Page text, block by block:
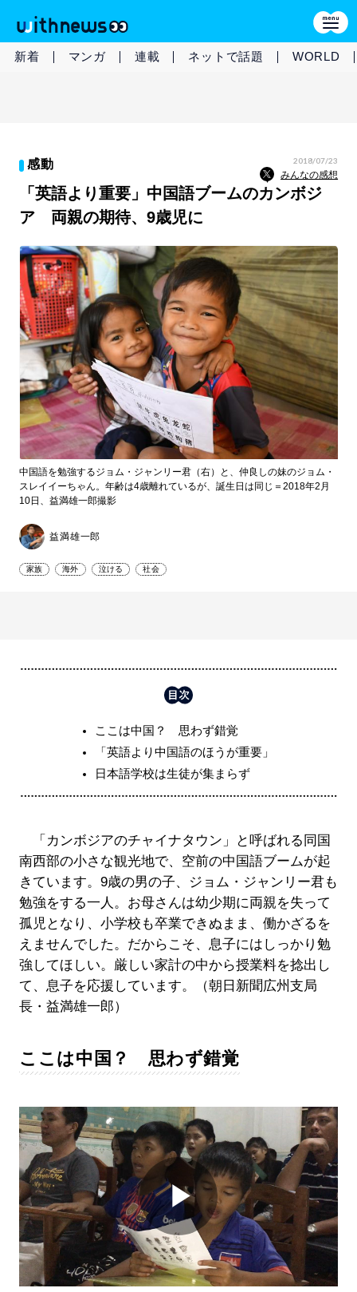
新着 マンガ 連載 ネットで話題 WORLD
感動 2018/07/23
みんなの感想
「英語より重要」中国語ブームのカンボジ
ア 両親の期待、9歳児に
中国語を勉強するジョム・ジャンリー君（右）と、仲良しの妹のジョム・
スレイイーちゃん。年齢は4歳離れているが、誕生日は同じ＝2018年2月
10日、益満雄一郎撮影
益満雄一郎
家族 海外 泣ける 社会
ここは中国？ 思わず錯覚
「英語より中国語のほうが重要」
日本語学校は生徒が集まらず
「カンボジアのチャイナタウン」と呼ばれる同国
南西部の小さな観光地で、空前の中国語ブームが起
きています。9歳の男の子、ジョム・ジャンリー君も
勉強をする一人。お母さんは幼少期に両親を失って
孤児となり、小学校も卒業できぬまま、働かざるを
えませんでした。だからこそ、息子にはしっかり勉
強してほしい。厳しい家計の中から授業料を捻出し
て、息子を応援しています。（朝日新聞広州支局
長・益満雄一郎）
ここは中国？ 思わず錯覚
Play